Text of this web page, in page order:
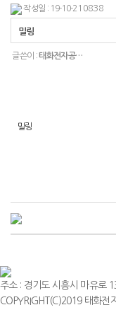
작성일 : 19-10-21 08:38
밀링
글쓴이 :태화전자공…
밀링
주소 : 경기도 시흥시 마유로
COPYRIGHT(C)2019 태화전